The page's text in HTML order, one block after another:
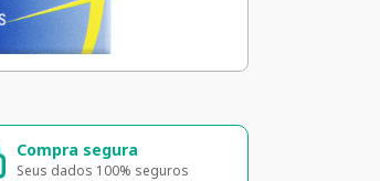
Compra segura
Seus dados 100% seguros